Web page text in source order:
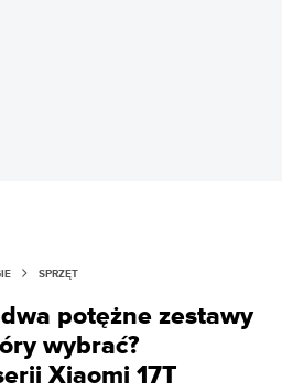
SPRZĘT
potężne zestawy
wybrać?
Xiaomi 17T